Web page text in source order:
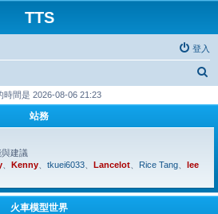
TTS
登入
時間是 2026-08-06 21:23
站務
建議
Kenny tkuei6033 Lancelot Rice Tang
lee
火車模型世界